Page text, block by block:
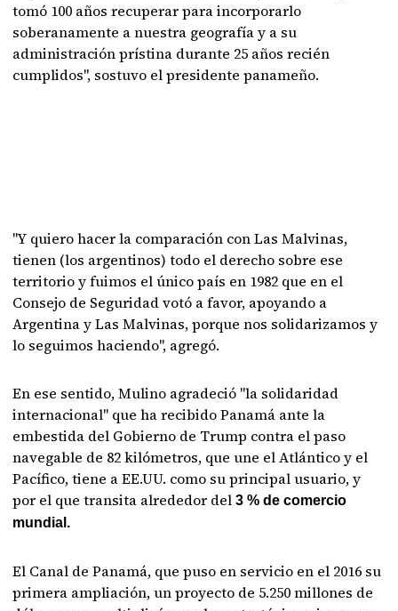
tomó 100 años recuperar para incorporarlo
soberanamente a nuestra geografía y a su
administración prístina durante 25 años recién
cumplidos", sostuvo el presidente panameño.
"Y quiero hacer la comparación con Las Malvinas,
tienen (los argentinos) todo el derecho sobre ese
territorio y fuimos el único país en 1982 que en el
Consejo de Seguridad votó a favor, apoyando a
Argentina y Las Malvinas, porque nos solidarizamos y
lo seguimos haciendo", agregó.
En ese sentido, Mulino agradeció "la solidaridad
internacional" que ha recibido Panamá ante la
embestida del Gobierno de Trump contra el paso
navegable de 82 kilómetros, que une el Atlántico y el
Pacífico, tiene a EE.UU. como su principal usuario, y
por el que transita alrededor del 3 % de comercio
mundial.
El Canal de Panamá, que puso en servicio en el 2016 su
primera ampliación, un proyecto de 5.250 millones de